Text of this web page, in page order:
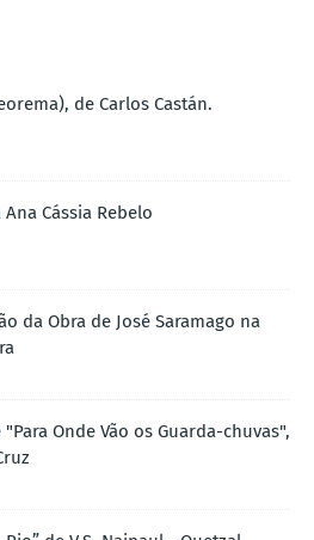
de Carlos Castán.
Cássia Rebelo
da Obra de José Saramago na
Onde Vão os Guarda-chuvas",